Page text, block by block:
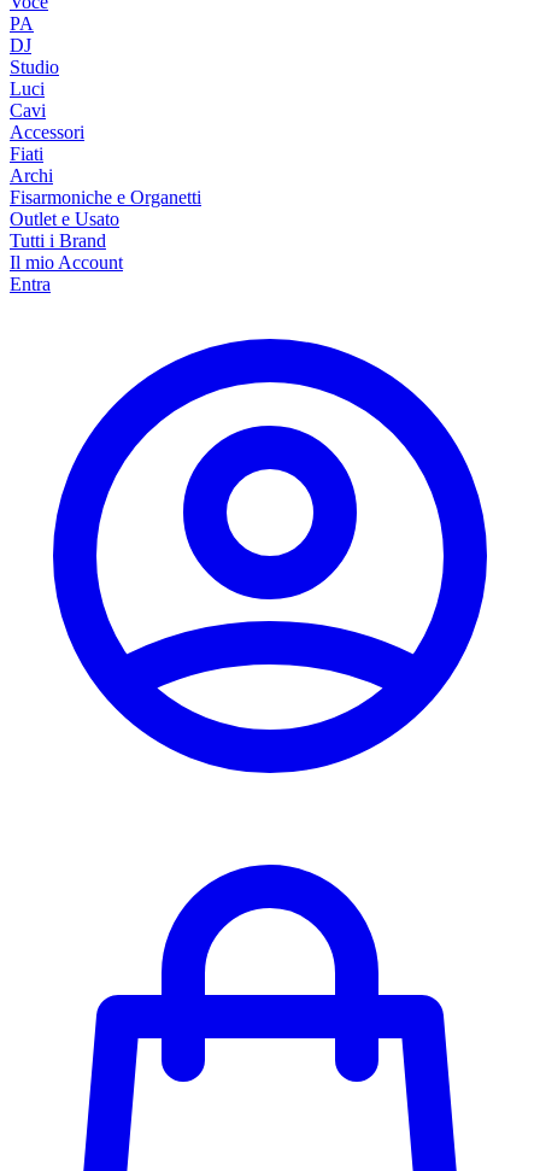
PA
DJ
Studio
Luci
Cavi
Accessori
Fiati
Archi
Fisarmoniche e Organetti
Outlet e Usato
Tutti i Brand
Il mio Account
Entra